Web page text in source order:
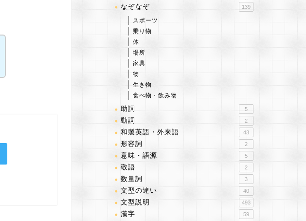
なぞなぞ 139
スポーツ
乗り物
体
場所
家具
物
生き物
食べ物・飲み物
助詞 5
動詞 2
和製英語・外来語 43
形容詞 2
意味・語源 5
敬語 2
数量詞 3
文型の違い 40
文型説明 493
漢字 59